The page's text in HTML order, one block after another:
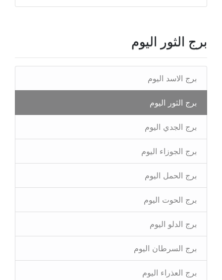
برج الثور اليوم
برج الاسد اليوم
برج الثور اليوم
برج الجدي اليوم
برج الجوزاء اليوم
برج الحمل اليوم
برج الحوت اليوم
برج الدلو اليوم
برج السرطان اليوم
برج العذراء اليوم